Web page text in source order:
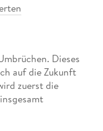
Dieses
auf die Zukunft
zuerst die